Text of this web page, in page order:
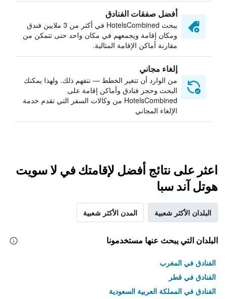
أفضل صفقات الفنادق
يبحث HotelsCombined في أكثر من 3 ملايين فندق
ومكان إقامة ويجمعهم في مكان واحد حتى تتمكن من
مقارنة أماكن الإقامة المثالية.
إلغاء مجاني
من الوارد أن تتغير الخطط — نتفهم ذلك. ولهذا يمكنك
البحث وحجز فنادق وأماكن إقامة على
HotelsCombined من وكالات السفر التي تقدم خدمة
الإلغاء المجاني
اعثر على نتائج أفضل لإقامتك في لا سويت
هوتل آند سبا
البلدان الأكثر شعبية المدن الأكثر شعبية
البلدان التي يبحث عنها مستخدمونا
الفنادق في المغرب
الفنادق في قطر
الفنادق في المملكة العربية السعودية